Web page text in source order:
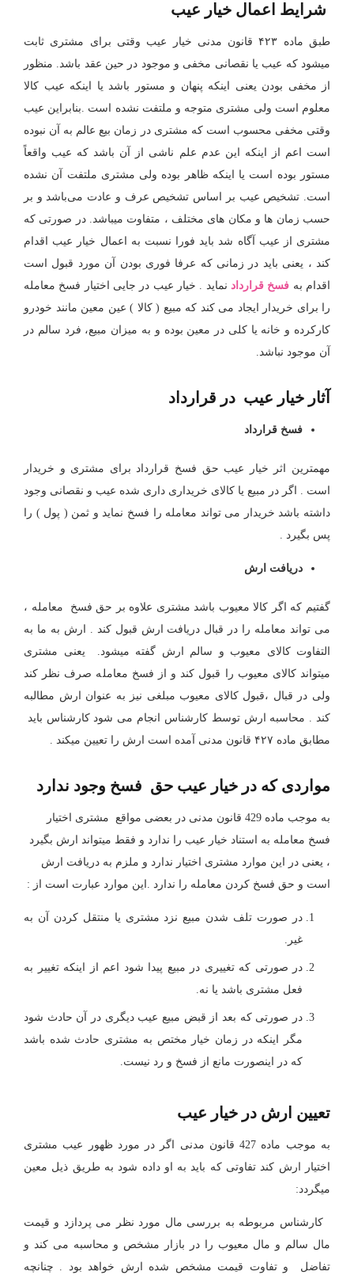
شرایط اعمال خیار عیب
طبق ماده ۴۲۳ قانون مدنی خیار عیب وقتی برای مشتری ثابت
میشود که عیب یا نقصانی مخفی و موجود در حین عقد باشد. منظور
از مخفی بودن یعنی اینکه پنهان و مستور باشد یا اینکه عیب کالا
معلوم است ولی مشتری متوجه و ملتفت نشده است .بنابراین عیب
وقتی مخفی محسوب است که مشتری در زمان بیع عالم به آن نبوده
است اعم از اینکه این عدم علم ناشی از آن باشد که عیب ‌واقعاً
مستور بوده است یا اینکه ظاهر بوده ولی مشتری ملتفت آن نشده
است. تشخیص عیب بر اساس تشخیص عرف و عادت می‌باشد و بر
حسب زمان ها و مکان های مختلف ، متفاوت میباشد. در صورتی که
مشتری از عیب آگاه شد باید فورا نسبت به اعمال خیار عیب اقدام
کند ، یعنی باید در زمانی که عرفا فوری بودن آن مورد قبول است
اقدام به فسخ قرارداد نماید . خیار عیب در جایی اختیار فسخ معامله
را برای خریدار ایجاد می کند که مبیع ( کالا ) عین معین مانند خودرو
کارکرده و خانه یا کلی در معین بوده و به میزان مبیع، فرد سالم در
آن موجود نباشد.
آثار خیار عیب در قرارداد
فسخ قرارداد
مهمترین اثر خیار عیب حق فسخ قرارداد برای مشتری و خریدار
است . اگر در مبیع یا کالای خریداری داری شده عیب و نقصانی وجود
داشته باشد خریدار می تواند معامله را فسخ نماید و ثمن ( پول ) را
پس بگیرد .
دریافت ارش
گفتیم که اگر کالا معیوب باشد مشتری علاوه بر حق فسخ معامله ،
می تواند معامله را در قبال دریافت ارش قبول کند . ارش به ما به
التفاوت کالای معیوب و سالم ارش گفته میشود. یعنی مشتری
میتواند کالای معیوب را قبول کند و از فسخ معامله صرف نظر کند
ولی در قبال ،قبول کالای معیوب مبلغی نیز به عنوان ارش مطالبه
کند . محاسبه ارش توسط کارشناس انجام می شود کارشناس باید
مطابق ماده ۴۲۷ قانون مدنی آمده است ارش را تعیین میکند .
مواردی که در خیار عیب حق فسخ وجود ندارد
به موجب ماده 429 قانون مدنی در بعضی مواقع مشتری اختیار
فسخ معامله به استناد خیار عیب را ندارد و فقط میتواند ارش بگیرد
، یعنی در این موارد مشتری اختیار ندارد و ملزم به دریافت ارش
است و حق فسخ کردن معامله را ندارد .این موارد عبارت است از :
در صورت تلف شدن مبیع نزد مشتری یا منتقل کردن آن به
غیر.
در صورتی که تغییری در مبیع پیدا شود اعم از اینکه تغییر به
فعل مشتری باشد یا نه.
در صورتی که بعد از قبض مبیع عیب دیگری در آن حادث شود
مگر اینکه در زمان خیار مختص به مشتری حادث شده باشد
که در اینصورت ‌مانع از فسخ و رد نیست.
تعیین ارش در خیار عیب
به موجب ماده 427 قانون مدنی اگر در مورد ظهور عیب مشتری
اختیار ارش کند تفاوتی که باید به او داده شود به طریق ذیل معین
میگردد:
کارشناس مربوطه به بررسی مال مورد نظر می پردازد و قیمت
مال سالم و مال معیوب را در بازار مشخص و محاسبه می کند و
تفاضل و تفاوت قیمت مشخص شده ارش خواهد بود . چنانچه